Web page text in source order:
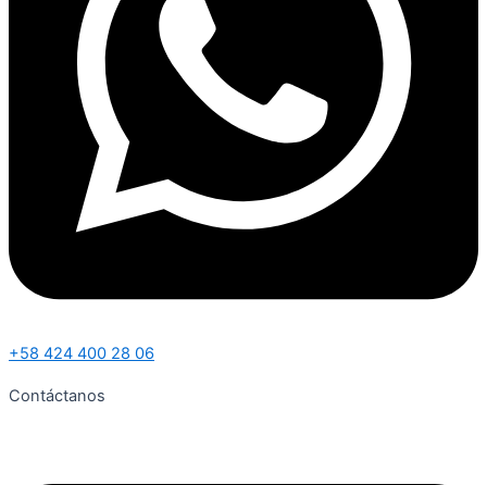
+58 424 400 28 06
Contáctanos